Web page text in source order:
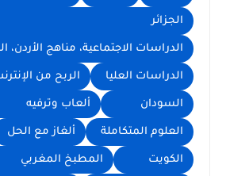
الجزائر
الدراسات الاجتماعية، مناهج
الدراسات العليا الربح من
السودان ألعاب وترفيه
العلوم المتكاملة ألغاز مع الحل
الكويت المطبخ المغربي